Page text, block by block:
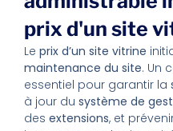
prix d'un site
Le prix d’un site vitrine
maintenance du site. Un
essentiel pour garantir la
à jour du système de
des extensions, et